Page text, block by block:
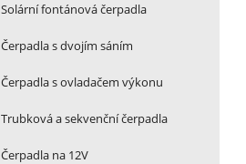
Solární fontánová čerpadla
Čerpadla s dvojím sáním
Čerpadla s ovladačem výkonu
Trubková a sekvenční čerpadla
Čerpadla na 12V